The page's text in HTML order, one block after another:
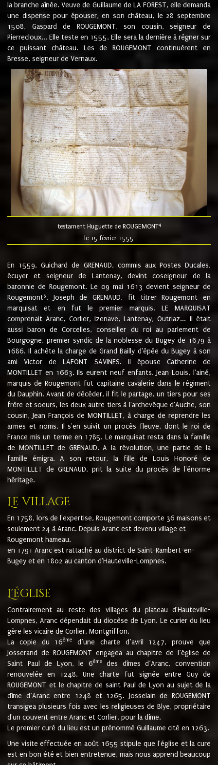
la branche aînée. Veuve de Guillaume de LA FOREST, elle demanda
une dispense pour épouser, en son château, le 28 septembre
1508, Gaspard de ROUGEMONT, son cousin, seigneur de
Pierrecloux... Elle teste en 1555. Elle sera la dernière à régner sur
ce puissant château. Les de ROUGEMONT continuèrent en
Bresse, seigneur de Vernaux.
testament Huguette de ROUGEMONT4
le 15 février 1555
En 1559, Guichard de GRENAUD, commis aux Postes Ducales,
écuyer et seigneur de Lantenay, devint coseigneur de la
baronnie de Rougemont. Le 09 mai 1613 devient seigneur de
Rougemont5. Joseph de GRENAUD, fit titrer Rougemont en
marquisat et en fut le premier marquis. LE MARQUISAT
comprenait Aranc, Corlier, Izenave, Lantenay, Outriaz... Il était
aussi baron de Corcelles, conseiller du roi au parlement de
Bourgogne, premier syndic de la noblesse du Bugey de 1679 à
1686. Il achète la charge de Grand Bailly d'épée du Bugey à son
ami Victor de LAFONT SAVINES. Il épouse Catherine de
MONTILLET en 1663. Ils eurent neuf enfants. Jean Louis, l'ainé,
marquis de Rougemont fut capitaine cavalerie dans le régiment
du Dauphin. Avant de décéder, il fit le partage, un tiers pour ses
frère et soeurs, les deux autre tiers à l'archevêque d'Auche, son
cousin, Jean François de MONTILLET, à charge de reprendre les
armes et noms. Il s'en suivit un procès fleuve, dont le roi de
France mis un terme en 1785. Le marquisat resta dans la famille
de MONTILLET de GRENAUD. A la révolution, une partie de la
famille émigra. A son retour, la fille de Louis Honoré de
MONTILLET de GRENAUD, prit la suite du procès de l'énorme
héritage.
Le village
En 1758, lors de l'expertise, Rougemont comporte 36 maisons et
seulement 24 à Aranc. Depuis Aranc est devenu village et
Rougemont hameau.
en 1791 Aranc est rattaché au district de Saint-Rambert-en-
Bugey et en 1802 au canton d'Hauteville-Lompnes.
L'église
Contrairement au reste des villages du plateau d'Hauteville-
Lompnes, Aranc dépendait du diocèse de Lyon. Le curier du lieu
gère les vicaire de Corlier, Montgriffon.
La copie du 16ème
d’une charte d’avril 1247, prouve que
Josserand de ROUGEMONT engagea au chapitre de l’église de
Saint Paul de Lyon, le 6èmedes dîmes d’Aranc, convention
renouvelée en 1248. Une charte fut signée entre Guy de
ROUGEMONT et le chapitre de saint Paul de Lyon au sujet de la
dîme d’Aranc entre 1248 et 1265. Josselain de ROUGEMONT
transigea plusieurs fois avec les religieuses de Blye, propriétaire
d'un couvent entre Aranc et Corlier, pour la dîme.
Le premier curé du lieu est un prénommé Guillaume cité en 1263.
Une visite effectuée en août 1655 stipule que l'église et la cure
est en bon été et bien entretenue, mais nous apprend beaucoup